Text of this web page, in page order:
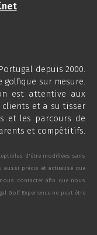
depuis 2000.
golfique sur mesure.
est attentive aux
clients et a su tisser
et les parcours de
et compétitifs.
d'être modifiées sans
aussi précis et actualisé que
contacter afin que nous
Golf Experience ne peut être